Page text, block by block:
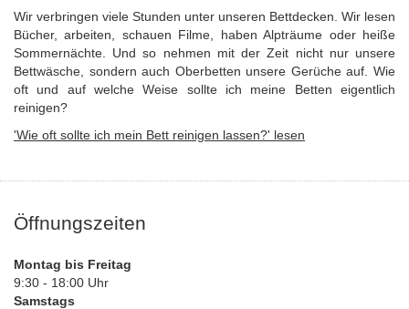
Wir verbringen viele Stunden unter unseren Bettdecken. Wir lesen
Bücher, arbeiten, schauen Filme, haben Alpträume oder heiße
Sommernächte. Und so nehmen mit der Zeit nicht nur unsere
Bettwäsche, sondern auch Oberbetten unsere Gerüche auf. Wie
oft und auf welche Weise sollte ich meine Betten eigentlich
reinigen?
'Wie oft sollte ich mein Bett reinigen lassen?' lesen
Öffnungszeiten
Montag bis Freitag
9:30 - 18:00 Uhr
Samstags